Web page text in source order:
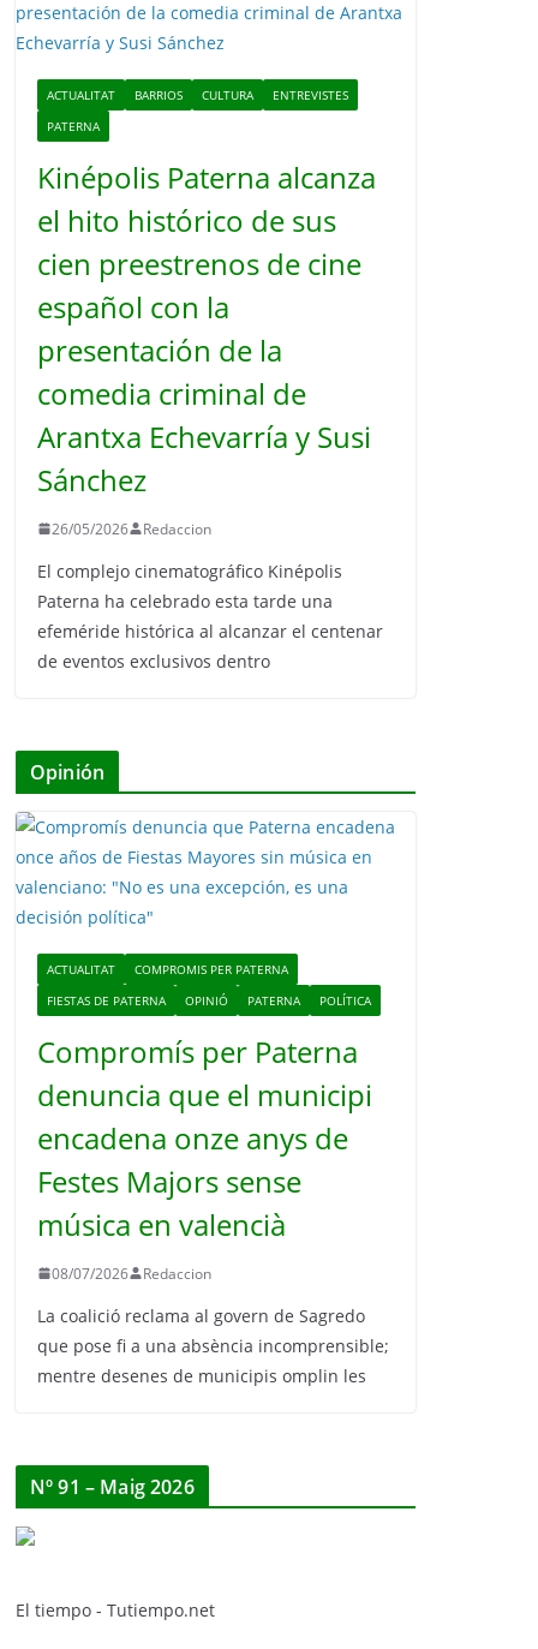
ACTUALITAT BARRIOS CULTURA
ENTREVISTES
PATERNA
Kinépolis Paterna alcanza
el hito histórico de sus
cien preestrenos de cine
español con la
presentación de la
comedia criminal de
Arantxa Echevarría y Susi
Sánchez
26/05/2026 Redaccion
El complejo cinematográfico Kinépolis
Paterna ha celebrado esta tarde una
efeméride histórica al alcanzar el centenar
de eventos exclusivos dentro
Opinión
ACTUALITAT
COMPROMIS PER PATERNA
FIESTAS DE PATERNA
OPINIÓ PATERNA POLÍTICA
Compromís per Paterna
denuncia que el municipi
encadena onze anys de
Festes Majors sense
música en valencià
08/07/2026 Redaccion
La coalició reclama al govern de Sagredo
que pose fi a una absència incomprensible;
mentre desenes de municipis omplin les
Nº 91 – Maig 2026
El tiempo - Tutiempo.net